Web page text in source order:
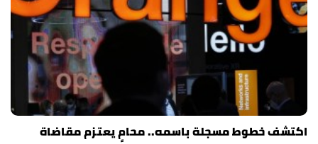
اكتشف خطوط مسجلة باسمه.. محامٍ يعتزم مقاضاة